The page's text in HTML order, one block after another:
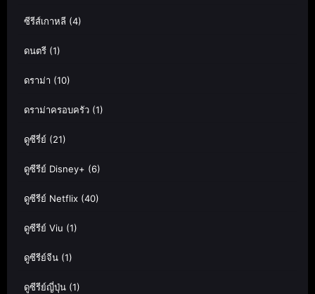
ซีรีส์เกาหลี (4)
ดนตรี (1)
ดราม่า (10)
ดราม่าครอบครัว (1)
ดูซีรี่ย์ (21)
ดูซีรีย์ Disney+ (6)
ดูซีรีย์ Netflix (40)
ดูซีรีย์ Viu (1)
ดูซีรีย์จีน (1)
ดูซีรีย์ญี่ปุ่น (1)